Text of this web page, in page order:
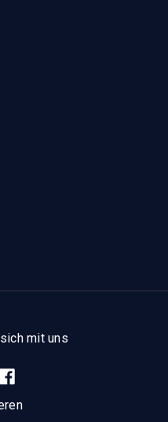
mit uns